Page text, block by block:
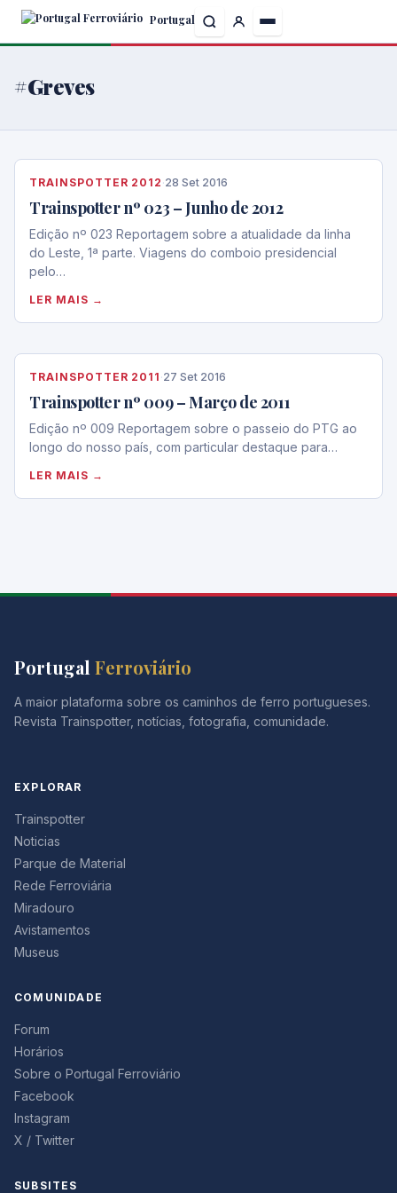
Skip
content
Portugal
#Greves
TRAINSPOTTER 2012 ·28 Set 2016
Trainspotter nº 023 – Junho de 2012
Edição nº 023 Reportagem sobre a atualidade da linha
do Leste, 1ª parte. Viagens do comboio presidencial
pelo…
LER MAIS →
TRAINSPOTTER 2011 ·27 Set 2016
Trainspotter nº 009 – Março de 2011
Edição nº 009 Reportagem sobre o passeio do PTG ao
longo do nosso país, com particular destaque para…
LER MAIS →
Portugal Ferroviário
A maior plataforma sobre os caminhos de ferro portugueses.
Revista Trainspotter, notícias, fotografia, comunidade.
EXPLORAR
Trainspotter
Noticias
Parque de Material
Rede Ferroviária
Miradouro
Avistamentos
Museus
COMUNIDADE
Forum
Horários
Sobre o Portugal Ferroviário
Facebook
Instagram
X / Twitter
SUBSITES